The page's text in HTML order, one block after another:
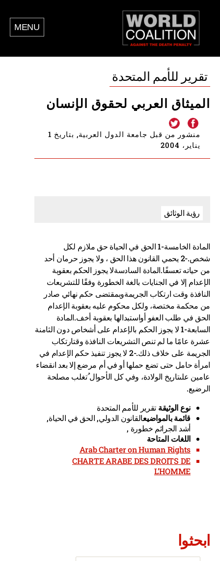
MENU
تقرير للأمم المتحدة
الميثاق العربي لحقوق الإنسان
منشور من قبل جامعة الدول العربية, بتاريخ 1
يناير، 2004
رؤية الوثائق
المادة الخامسة-1 الحق في الحياة حق ملازم لكل
شخص.-2 يحمي القانون هذا الحق ، ولا يجوز حرمان أحد
من حياته تعسفًا.المادة السادسةلا يجوز الحكم بعقوبة
الإعدام إلا في الجنايات بالغة الخطورة وفقًا للتشريعات
النافذة وقت ارتكاب الجريمةوبمقتضى حكم نهائي صادر
من محكمة مختصة، ولكل محكوم عليه بعقوبة الإعدام
الحق في طلب العفو أواستبدالها بعقوبة أخف.المادة
السابعة-1 لا يجوز الحكم بالإعدام على أشخاص دون الثامنة
عشرة عامًا ما لم تنص التشريعات النافذة وقتارتكاب
الجريمة على خلاف ذلك.-2 لا يجوز تنفيذ حكم الإعدام في
امرأة حامل حتى تضع حملها أو في أم مرضع إلا بعد انقضاء
عامين علىتاريخ الولادة، وفي كل الأحوال ُتغلب مصلحة
الرضيع.
نوع الوثيقة تقرير للأمم المتحدة
قائمة بالمواضيعالقانون الدولي, الحق في الحياة,
أشد الجرائم خطورة ,
اللغات المتاحة
Arab Charter on Human Rights
CHARTE ARABE DES DROITS DE
L’HOMME
ابحثوا